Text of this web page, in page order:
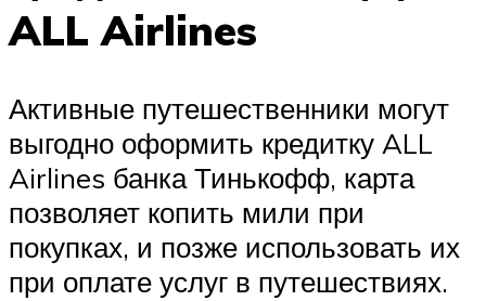
ALL Airlines
Активные путешественники могут
выгодно оформить кредитку ALL
Airlines банка Тинькофф, карта
позволяет копить мили при
покупках, и позже использовать их
при оплате услуг в путешествиях.